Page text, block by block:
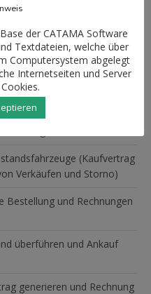
bzw. Bestandliste
aktivieren und nutzen
(Kaufvertrag
Verkäufen und Storno)
Bestellung und Rechnungen
überführen und Ankauf
generieren und Rechnung
der CATAMA Software
Textdateien, welche über
Computersystem abgelegt
Internetseiten und Server